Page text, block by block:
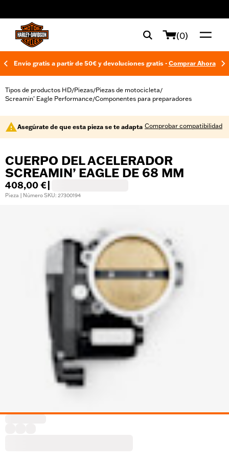
(0)
Envío gratis a partir de 50€ y devoluciones gratis - Comprar Ahora
Tipos de productos HD/Piezas/Piezas de motocicleta/
Screamin’ Eagle Performance/Componentes para preparadores
Asegúrate de que esta pieza se te adapta Comprobar compatibilidad
CUERPO DEL ACELERADOR
SCREAMIN’ EAGLE DE 68 MM
408,00 €
Pieza | Número SKU: 27300194